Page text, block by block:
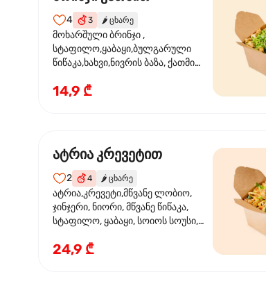
4 3 🌶️ ცხარე
მოხარშული ბრინჯი ,
სტაფილო,ყაბაყი,ბულგარული
წიწაკა,ხახვი,ნივრის ბაზა, ქათმის
სოუსი,მწვანე ხახვი,სეზამის
14,9 ₾
ატრია კრევეტით
2 4 🌶️ ცხარე
ატრია,კრევეტი,მწვანე ლობიო,
ჯინჯერი, ნიორი, მწვანე წიწაკა,
სტაფილო, ყაბაყი, სოიოს სოუსი,
ტკბილ ცხარე სოუსი, მწვანე ხახვი,
24,9 ₾